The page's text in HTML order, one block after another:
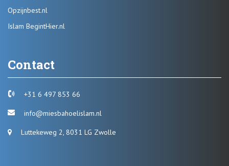
Opzijnbest.nl
Islam BegintHier.nl
Contact
+31 6 497 853 66
info@miesbahoelislam.nl
Luttekeweg 2, 8031 LG Zwolle